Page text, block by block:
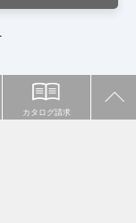
カタログ請求